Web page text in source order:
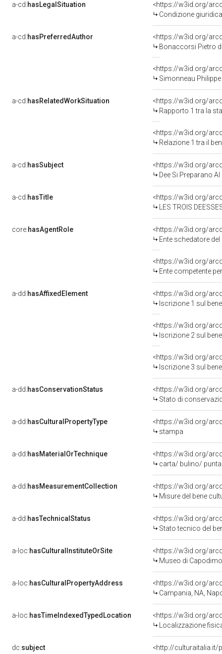
a-cd:hasLegalSituation
<https://w3id.org/
Condizione
a-cd:hasPreferredAuthor
<https://w3id.org/
Bonaccorsi Pietro
<https://w3id.org/
Simonneau
a-cd:hasRelatedWorkSituation
<https://w3id.org/
Rapporto 1 tra la
<https://w3id.org/
Relazione 1 tra il
a-cd:hasSubject
<https://w3id.org/
Dee Si Preparano
a-cd:hasTitle
LES TROIS
core:hasAgentRole
<https://w3id.org/
Ente schedatore
<https://w3id.org/
Ente competente
a-dd:hasAffixedElement
<https://w3id.org/
Iscrizione 1 sul
<https://w3id.org/
Iscrizione 2 sul
<https://w3id.org/
Iscrizione 3 sul
a-dd:hasConservationStatus
<https://w3id.org/
Stato di
a-dd:hasCulturalPropertyType
<https://w3id.org/
stampa
a-dd:hasMaterialOrTechnique
<https://w3id.org/
carta/ bulino/
a-dd:hasMeasurementCollection
<https://w3id.org/
Misure del bene
a-dd:hasTechnicalStatus
<https://w3id.org/
Stato tecnico del
a-loc:hasCulturalInstituteOrSite
<https://w3id.org/
Museo di
a-loc:hasCulturalPropertyAddress
<https://w3id.org/
Campania, NA,
a-loc:hasTimeIndexedTypedLocation
<https://w3id.org/
Localizzazione
dc:subject <http://